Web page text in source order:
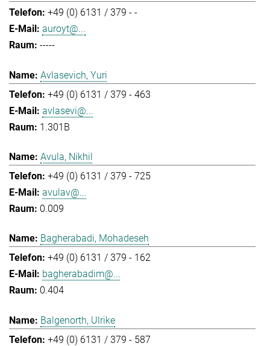
+49 (0) 6131 / 379 - -
auroyt@...
-----
Avlasevich, Yuri
+49 (0) 6131 / 379 - 463
avlasevi@...
1.301B
Avula, Nikhil
+49 (0) 6131 / 379 - 725
avulav@...
0.009
Bagherabadi, Mohadeseh
+49 (0) 6131 / 379 - 162
bagherabadim@...
0.404
Balgenorth, Ulrike
+49 (0) 6131 / 379 - 587